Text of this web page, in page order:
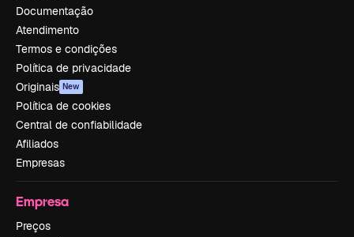
Documentação
Atendimento
Termos e condições
Política de privacidade
Originais New
Política de cookies
Central de confiabilidade
Afiliados
Empresas
Empresa
Preços